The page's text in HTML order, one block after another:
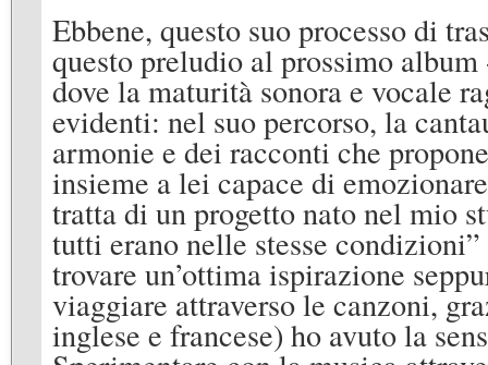
Ebbene, questo suo processo di
questo preludio al prossimo
dove la maturità sonora e vocale
evidenti: nel suo percorso, la
armonie e dei racconti che
insieme a lei capace di
tratta di un progetto nato nel mio
tutti erano nelle stesse
trovare un’ottima ispirazione
viaggiare attraverso le canzoni,
inglese e francese) ho avuto la